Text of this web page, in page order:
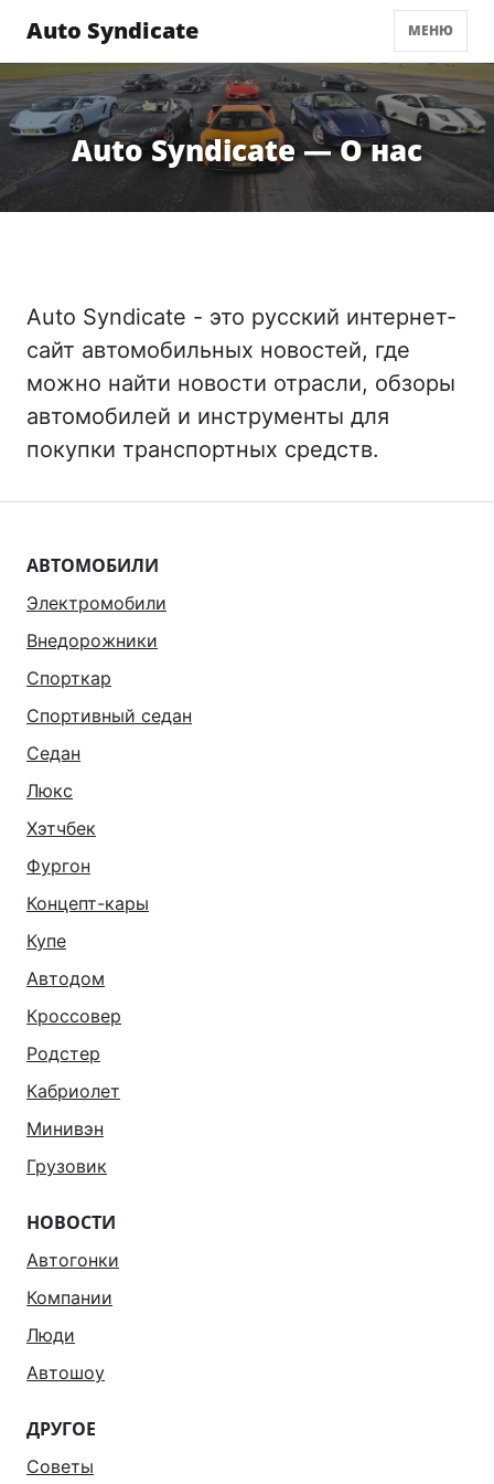
Auto Syndicate МЕНЮ
Auto Syndicate — О нас
Auto Syndicate - это русский интернет-
сайт автомобильных новостей, где
можно найти новости отрасли, обзоры
автомобилей и инструменты для
покупки транспортных средств.
АВТОМОБИЛИ
Электромобили
Внедорожники
Спорткар
Спортивный седан
Седан
Люкс
Хэтчбек
Фургон
Концепт-кары
Купе
Автодом
Кроссовер
Родстер
Кабриолет
Минивэн
Грузовик
НОВОСТИ
Автогонки
Компании
Люди
Автошоу
ДРУГОЕ
Советы